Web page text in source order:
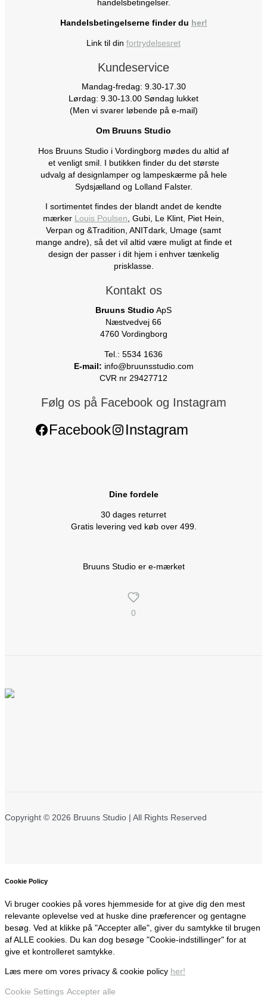
handelsbetingelser.
Handelsbetingelserne finder du her!
Link til din fortrydelsesret
Kundeservice
Mandag-fredag: 9.30-17.30
Lørdag: 9.30-13.00 Søndag lukket
(Men vi svarer løbende på e-mail)
Om Bruuns Studio
Hos Bruuns Studio i Vordingborg mødes du altid af
et venligt smil. I butikken finder du det største
udvalg af designlamper og lampeskærme på hele
Sydsjælland og Lolland Falster.
I sortimentet findes der blandt andet de kendte
mærker Louis Poulsen, Gubi, Le Klint, Piet Hein,
Verpan og &Tradition, ANITdark, Umage (samt
mange andre), så det vil altid være muligt at finde et
design der passer i dit hjem i enhver tænkelig
prisklasse.
Kontakt os
Bruuns Studio ApS
Næstvedvej 66
4760 Vordingborg
Tel.: 5534 1636
E-mail: info@bruunsstudio.com
CVR nr 29427712
Følg os på Facebook og Instagram
Facebook Instagram
Dine fordele
30 dages returret
Gratis levering ved køb over 499.
Bruuns Studio er e-mærket
0
Copyright © 2026 Bruuns Studio | All Rights Reserved
Cookie Policy
Vi bruger cookies på vores hjemmeside for at give dig den mest
relevante oplevelse ved at huske dine præferencer og gentagne
besøg. Ved at klikke på "Accepter alle", giver du samtykke til brugen
af ALLE cookies. Du kan dog besøge "Cookie-indstillinger" for at
give et kontrolleret samtykke.
Læs mere om vores privacy & cookie policy her!
Cookie Settings Accepter alle